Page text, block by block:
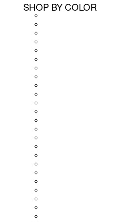
SHOP BY COLOR